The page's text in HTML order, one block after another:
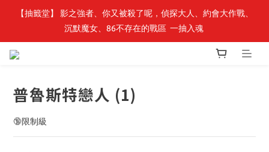
最新開賣🔥「全知讀者視角」 周邊商品
【抽籤堂】 影之強者、你又被殺了呢，偵探大人、約會大作戰、
沉默魔女、86不存在的戰區  一抽入魂
普魯斯特戀人 (1)
🔞限制級